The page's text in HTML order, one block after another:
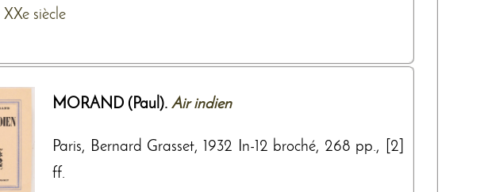
XXe siècle
MORAND (Paul). Air indien
Paris, Bernard Grasset, 1932 In-12 broché, 268 pp., [2]
ff.